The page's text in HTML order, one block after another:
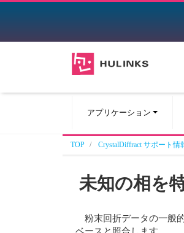
アプリケーション
TOP CrystalDiffract サポート情
未知の相を
粉末回折データの一般
ベースと照合します。